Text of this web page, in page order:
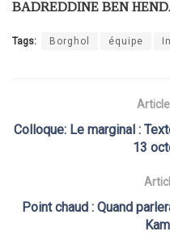
BADREDDINE BEN
Tags: Borghol équipe
Colloque: Le marginal :
13
Point chaud : Quand